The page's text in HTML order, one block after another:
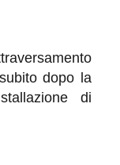
dopo la
di